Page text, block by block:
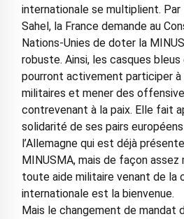
internationale se multiplient.
Sahel, la France demande au
Nations-Unies de doter la
robuste. Ainsi, les casques bleus
pourront activement participer à
militaires et mener des
contrevenant à la paix. Elle fait
solidarité de ses pairs
l’Allemagne qui est déjà
MINUSMA, mais de façon assez
toute aide militaire venant de la
internationale est la bienvenue.
Mais le changement de mandat